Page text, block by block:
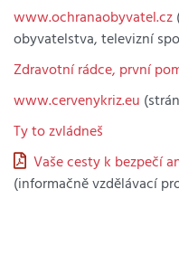
www.ochranaobyvatel.cz
obyvatelstva, televizní
Zdravotní rádce, první
www.cervenykriz.eu
Ty to zvládneš
Vaše cesty k bezpečí
(informačně vzdělávací